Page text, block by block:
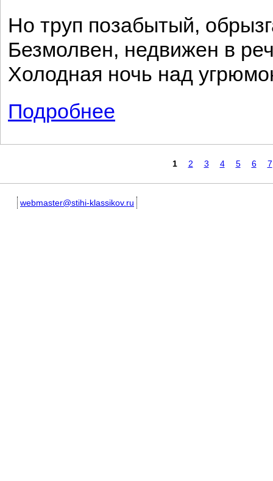
Но труп позабытый,
Безмолвен, недвижен в
Холодная ночь над
Подробнее
1 2 3 4 5 6 7
webmaster@stihi-klassikov.ru